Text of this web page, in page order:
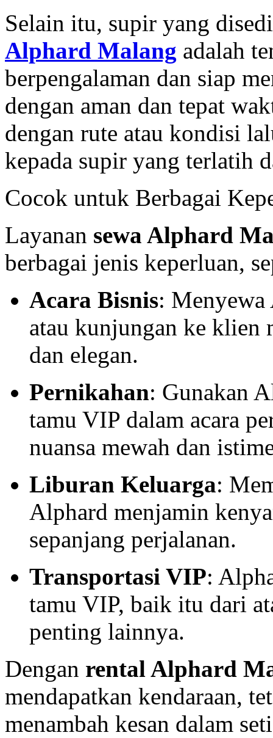
Selain itu, supir yang
Alphard Malang adalah
berpengalaman dan siap
dengan aman dan tepat
dengan rute atau kondisi
kepada supir yang terlatih
Cocok untuk Berbagai
Layanan sewa Alphard
berbagai jenis keperluan,
Acara Bisnis:
atau kunjungan ke klien
dan elegan.
Pernikahan: Gunakan
tamu VIP dalam acara
nuansa mewah dan
Liburan Keluarga:
Alphard menjamin
sepanjang perjalanan.
Transportasi VIP:
tamu VIP, baik itu dari
penting lainnya.
Dengan rental Alphard
mendapatkan kendaraan,
menambah kesan dalam